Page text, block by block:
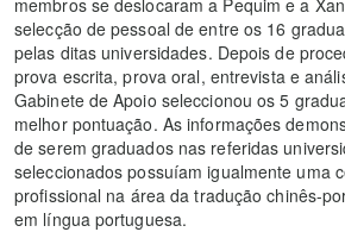
membros se deslocaram a Pequim e a
selecção de pessoal de entre os 16
pelas ditas universidades. Depois de
prova escrita, prova oral, entrevista e
Gabinete de Apoio seleccionou os 5
melhor pontuação. As informações
de serem graduados nas referidas
seleccionados possuíam igualmente uma
profissional na área da tradução chinês-
em língua portuguesa.